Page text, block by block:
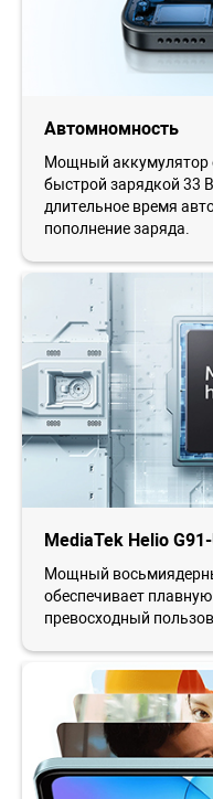
Автомномность
Мощный аккумулятор
быстрой зарядкой 33
длительное время
пополнение заряда.
MediaTek Helio
Мощный
обеспечивает
превосходный